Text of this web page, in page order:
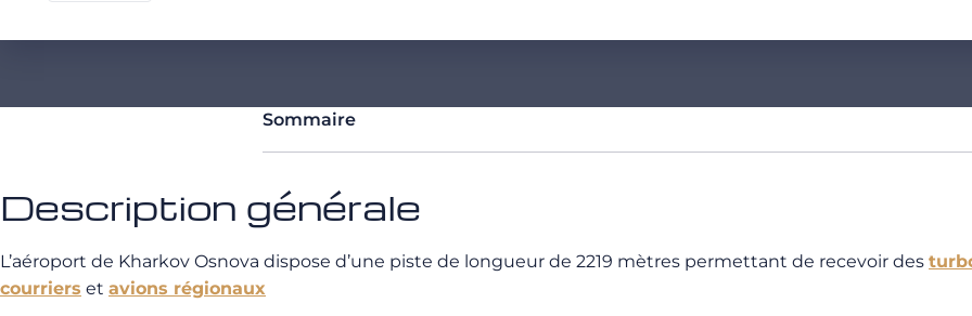
Sommaire
Description générale
L’aéroport de Kharkov Osnova dispose d’une piste de longueur de 2219 mètres permettant de recevoir des
courriers et avions régionaux